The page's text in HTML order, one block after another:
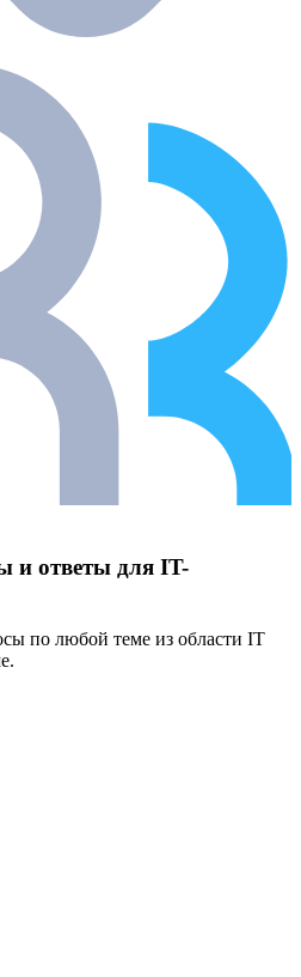
и ответы для IT-
по любой теме из области IT